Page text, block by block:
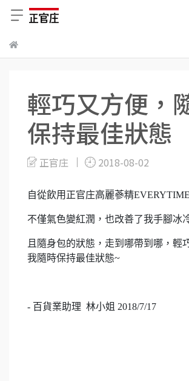
輕巧又方便，
保持最佳狀態
正官庄 2018-08-02
自從飲用正官庄高麗蔘精
不僅氣色變紅潤，也改善了我手腳冰
且隨身包的狀態，走到哪帶到哪，輕
我隨時保持最佳狀態~
- 百貨業助理 林小姐 2018/7/17